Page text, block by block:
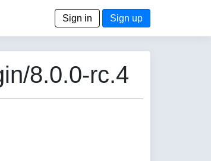
Sign in Sign up
8.0.0-rc.4